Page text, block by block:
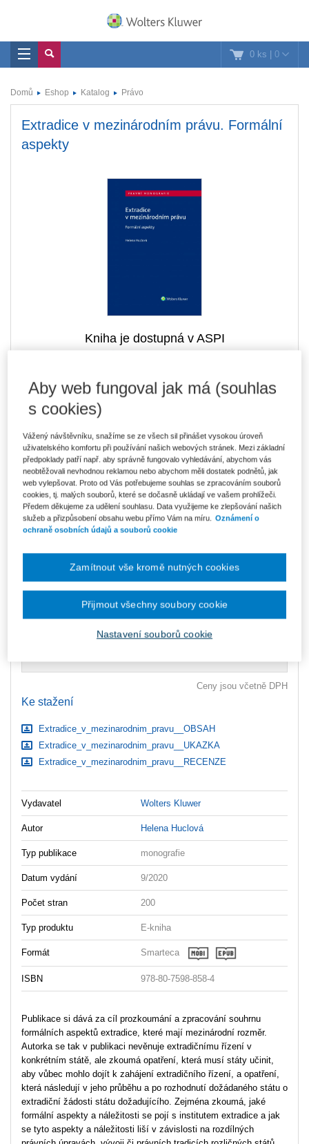
0 ks | 0
Domů Eshop Katalog Právo
Extradice v mezinárodním právu. Formální
aspekty
Kniha je dostupná v ASPI
Tištěná kniha
Skladem- expedice do 2 pracovních dnů
542 Kč
E-kniha Smarteca + soubory ke stažení
V prodeji - ihned k dispozici
Co je Smarteca?
Kde najdu soubory e-knih?
Skladem - expedice do 2 pracovních dnů
Co je Smarteca?
Upozorňujeme, že v období od 1.8. do 21.8. z technických
Ceny jsou včetně DPH
Ke stažení
Extradice_v_mezinarodnim_pravu__OBSAH
Extradice_v_mezinarodnim_pravu__UKAZKA
Extradice_v_mezinarodnim_pravu__RECENZE
Vydavatel Wolters Kluwer
Autor Helena Huclová
Typ publikace monografie
Datum vydání 9/2020
Počet stran 200
Typ produktu E-kniha
Formát Smarteca
ISBN 978-80-7598-858-4
Publikace si dává za cíl prozkoumání a zpracování souhrnu
formálních aspektů extradice, které mají mezinárodní rozměr.
Autorka se tak v publikaci nevěnuje extradičnímu řízení v
konkrétním státě, ale zkoumá opatření, která musí státy učinit,
aby vůbec mohlo dojít k zahájení extradičního řízení, a opatření,
která následují v jeho průběhu a po rozhodnutí dožádaného státu o
extradiční žádosti státu dožadujícího. Zejména zkoumá, jaké
formální aspekty a náležitosti se pojí s institutem extradice a jak
se tyto aspekty a náležitosti liší v závislosti na rozdílných
Aby web fungoval jak má (souhlas
s cookies)
Vážený návštěvníku, snažíme se ze všech sil přinášet vysokou úroveň
uživatelského komfortu při používání našich webových stránek. Mezi základní
předpoklady patří např. aby správně fungovalo vyhledávání, abychom vás
neobtěžovali nevhodnou reklamou nebo abychom měli dostatek podnětů, jak
web vylepšovat. Proto od Vás potřebujeme souhlas se zpracováním souborů
cookies, tj. malých souborů, které se dočasně ukládají ve vašem prohlížeči.
Předem děkujeme za udělení souhlasu. Data využijeme ke zlepšování našich
služeb a přizpůsobení obsahu webu přímo Vám na míru.
Oznámení o
ochraně osobních údajů a souborů cookie
Nastavení souborů cookie
Zamítnout vše kromě nutných cookies
Přijmout všechny soubory cookie